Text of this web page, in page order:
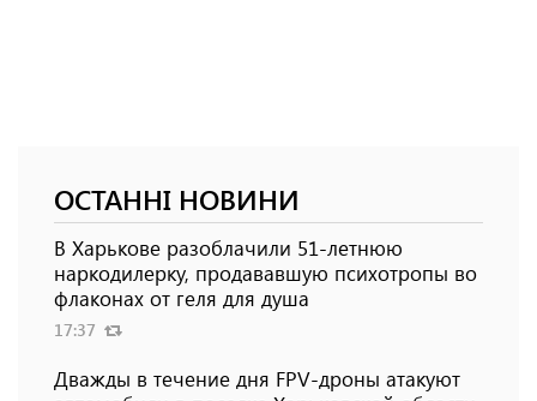
ОСТАННІ НОВИНИ
В Харькове разоблачили 51-летнюю
наркодилерку, продававшую психотропы во
флаконах от геля для душа
17:37
Дважды в течение дня FPV-дроны атакуют